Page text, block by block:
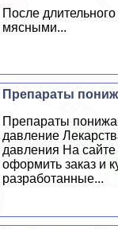
После
мясными...
Препараты
Препараты
давление
давления На
оформить заказ и
разработанные...